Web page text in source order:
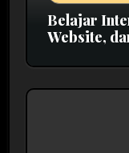
Belajar
Website,